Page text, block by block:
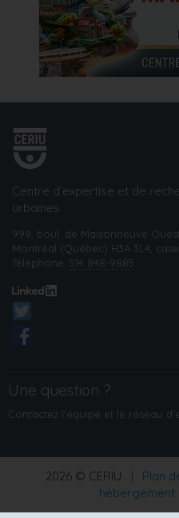
Centre d’expertise et de
urbaines
999, boul. de Maisonneuve
Montréal (Québec) H3A 3L4,
Téléphone: 514 848-9885
Une question ?
Contactez l'équipe et le réseau
2026 © CERIU | Plan
hébergement